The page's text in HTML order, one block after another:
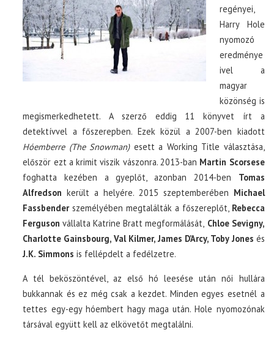
regényei,
Harry Hole
nyomozó
eredménye
ivel a
magyar
közönség is
megismerkedhetett. A szerző eddig 11 könyvet írt a
detektívvel a főszerepben. Ezek közül a 2007-ben kiadott
Hóemberre (The Snowman)esett a Working Title választása,
először ezt a krimit viszik vászonra. 2013-ban Martin Scorsese
foghatta kezében a gyeplőt, azonban 2014-ben Tomas
Alfredson került a helyére. 2015 szeptemberében Michael
Fassbenderszemélyében megtalálták a főszereplőt, Rebecca
Ferguson vállalta Katrine Bratt megformálását, Chloe Sevigny,
Charlotte Gainsbourg, Val Kilmer, James D’Arcy, Toby Jones és
J.K. Simmons is fellépdelt a fedélzetre.
A tél beköszöntével, az első hó leesése után női hullára
bukkannak és ez még csak a kezdet. Minden egyes esetnél a
tettes egy-egy hóembert hagy maga után. Hole nyomozónak
társával együtt kell az elkövetőt megtalálni.